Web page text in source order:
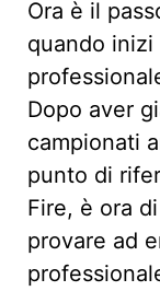
Ora è il
quando inizi
Dopo aver
campionati
punto di
Fire, è ora
provare ad